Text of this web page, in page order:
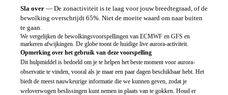
Sla over — De zonactiviteit is te laag voor jouw breedtegraad, of de
bewolking overschrijdt 65%. Niet de moeite waard om naar buiten
te gaan.
We vergelijken de bewolkingsvoorspellingen van ECMWF en GFS en
markeren afwijkingen. De globe toont de huidige live aurora-activiteit.
Opmerking over het gebruik van deze voorspelling
Dit hulpmiddel is bedoeld om je te helpen het beste moment voor aurora-
observatie te vinden, vooral als je maar een paar dagen beschikbaar hebt. Het
biedt de meest nauwkeurige informatie die we kunnen geven, zodat je
weloverwogen beslissingen kunt nemen in plaats van te gokken. Houd er